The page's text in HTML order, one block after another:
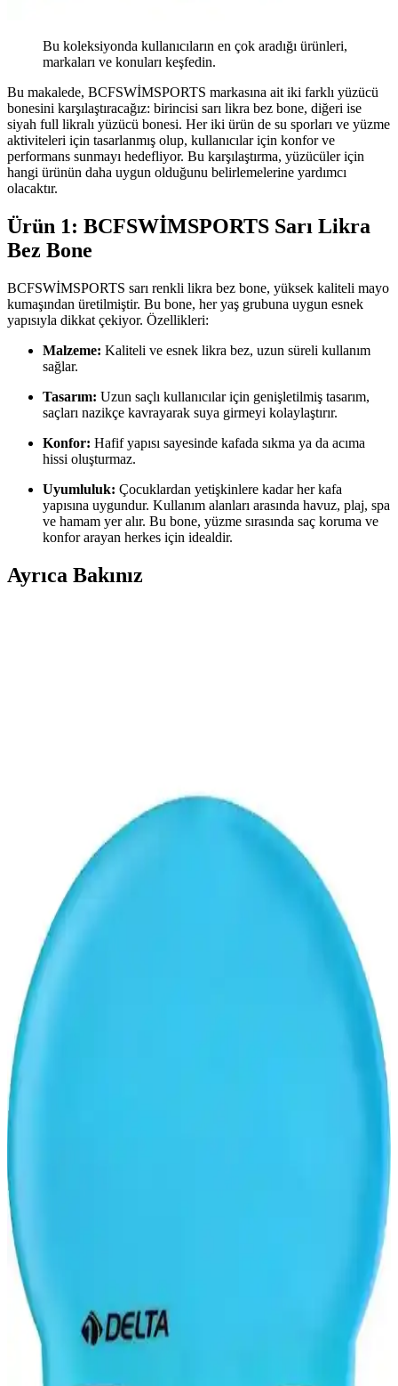
Bu koleksiyonda kullanıcıların en çok aradığı ürünleri,
markaları ve konuları keşfedin.
Bu makalede, BCFSWİMSPORTS markasına ait iki farklı yüzücü
bonesini karşılaştıracağız: birincisi sarı likra bez bone, diğeri ise
siyah full likralı yüzücü bonesi. Her iki ürün de su sporları ve yüzme
aktiviteleri için tasarlanmış olup, kullanıcılar için konfor ve
performans sunmayı hedefliyor. Bu karşılaştırma, yüzücüler için
hangi ürünün daha uygun olduğunu belirlemelerine yardımcı
olacaktır.
Ürün 1: BCFSWİMSPORTS Sarı Likra
Bez Bone
BCFSWİMSPORTS sarı renkli likra bez bone, yüksek kaliteli mayo
kumaşından üretilmiştir. Bu bone, her yaş grubuna uygun esnek
yapısıyla dikkat çekiyor. Özellikleri:
Malzeme: Kaliteli ve esnek likra bez, uzun süreli kullanım
sağlar.
Tasarım: Uzun saçlı kullanıcılar için genişletilmiş tasarım,
saçları nazikçe kavrayarak suya girmeyi kolaylaştırır.
Konfor: Hafif yapısı sayesinde kafada sıkma ya da acıma
hissi oluşturmaz.
Uyumluluk: Çocuklardan yetişkinlere kadar her kafa
yapısına uygundur. Kullanım alanları arasında havuz, plaj, spa
ve hamam yer alır. Bu bone, yüzme sırasında saç koruma ve
konfor arayan herkes için idealdir.
Ayrıca Bakınız
İki popüler yüzücü bonesi olan avessa bez bone ve mirsa global
likra kumaş bonesinin özellikleri, kullanıcı yorumları ve
karşılaştırmasıyla yüzme sırasında konfor ve performans sağlayan
Ciwaa Likra Bone ve Emre Spor Likra Bone
Karşılaştırması Yüzme İçin En Uygun Seçenekler
İki popüler yüzücü bonesi olan Ciwaa Likra Bone ve Emre Spor
Likra Bone'un özellikleri, kullanıcı yorumları ve karşılaştırmasıyla
en uygun yüzme bonesini seçin.
Yüzücü ve Plaj Bonesi Seçenekleri: Likralı ve Esnek
Kumaş Tasarımlar
İki farklı likralı yüzücü bonesi arasındaki özellikleri karşılaştırın,
ihtiyaçlarınıza en uygun olanı seçin ve konforu yakalayın.
Üçİndigoss Siyahlıkralı Esnek Kumaş Yüzücü
Yüksek elastiklik ve şık tasarımıyla Üçİndigoss yüzücü bonesi, su
sporları ve plaj aktiviteleri için ideal, saçlara zarar vermez, uzun
ömürlü ve kullanımı kolaydır.
Avessa Bez Bone Turuncu Likralı Yüzücü Bonesi:
Dayanıklı ve Konforlu Yüzme Aksesuarı
Avessa turuncu likralı yüzücü bonesi, esnek silikon malzemesiyle
rahat ve dayanıklı bir yüzme aksesuarı sunar, su sporları için ideal,
fiyat avantajlı ve şık tasarımıyla dikkat çeker.
Slazenger Yüzücü Bonesi Silikon SN00: Yüksek